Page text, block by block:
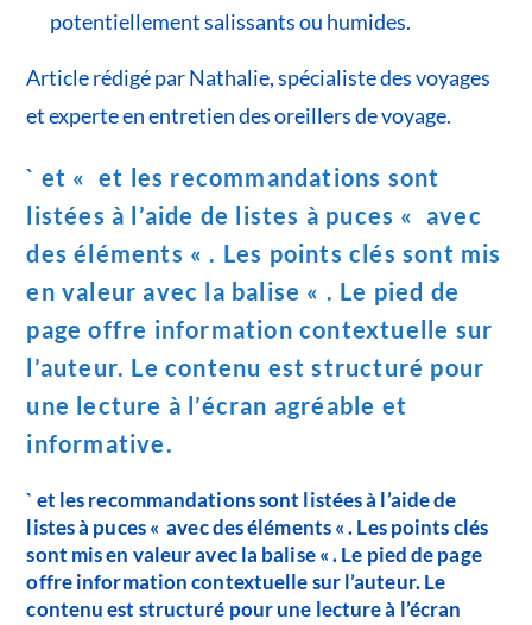
potentiellement salissants ou humides.
Article rédigé par Nathalie, spécialiste des voyages
et experte en entretien des oreillers de voyage.
` et « et les recommandations sont
listées à l’aide de listes à puces « avec
des éléments « . Les points clés sont mis
en valeur avec la balise « . Le pied de
page offre information contextuelle sur
l’auteur. Le contenu est structuré pour
une lecture à l’écran agréable et
informative.
` et les recommandations sont listées à l’aide de
listes à puces « avec des éléments « . Les points clés
sont mis en valeur avec la balise « . Le pied de page
offre information contextuelle sur l’auteur. Le
contenu est structuré pour une lecture à l’écran